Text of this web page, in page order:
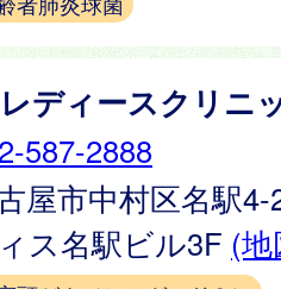
ディースクリニ
587-2888
屋市中村区名駅
ス名駅ビル3F (